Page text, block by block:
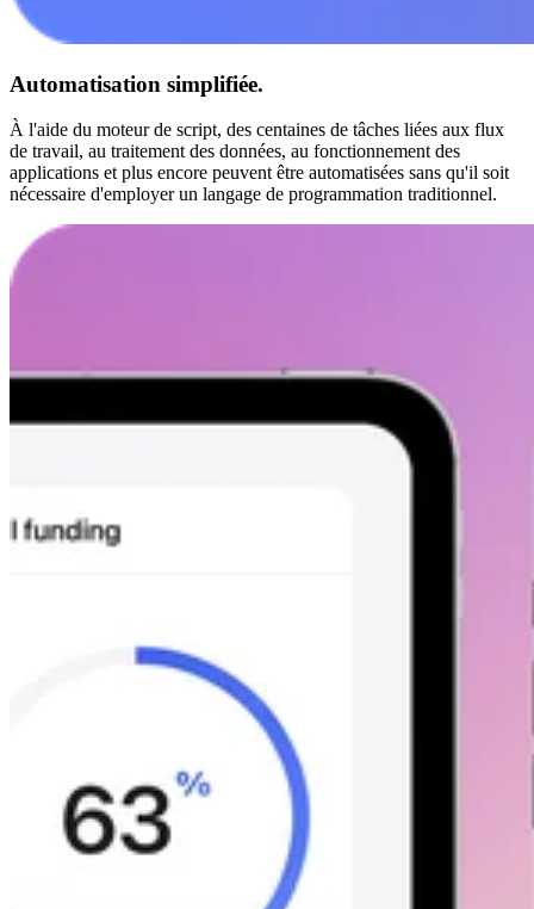
Automatisation simplifiée.
À l'aide du moteur de script, des centaines de tâches liées aux flux
de travail, au traitement des données, au fonctionnement des
applications et plus encore peuvent être automatisées sans qu'il soit
nécessaire d'employer un langage de programmation traditionnel.